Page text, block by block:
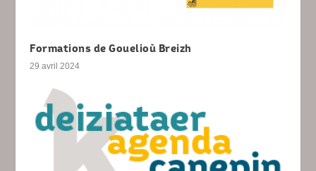
Formations de Gouelioù Breizh
29 avril 2024